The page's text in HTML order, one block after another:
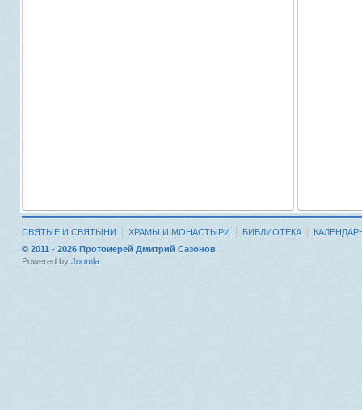
СВЯТЫЕ И СВЯТЫНИ ХРАМЫ И МОНАСТЫРИ БИБЛИОТЕКА
© 2011 - 2026 Протоиерей Дмитрий Сазонов
Powered by Joomla